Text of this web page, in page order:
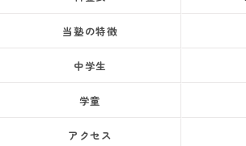
当塾の特徴
中学生
学童
アクセス